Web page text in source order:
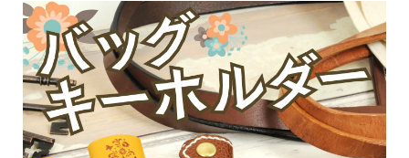
ド
ッ
ト・
ジ
ェ
ー
ピ
ー